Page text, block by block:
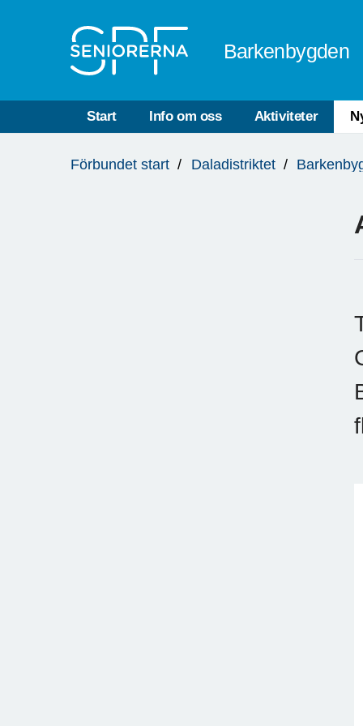
Barkenbygden
Start Info om oss Aktiviteter
är
Förbundet start Daladistriktet